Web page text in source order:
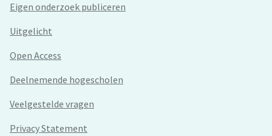
Eigen onderzoek publiceren
Uitgelicht
Open Access
Deelnemende hogescholen
Veelgestelde vragen
Privacy Statement